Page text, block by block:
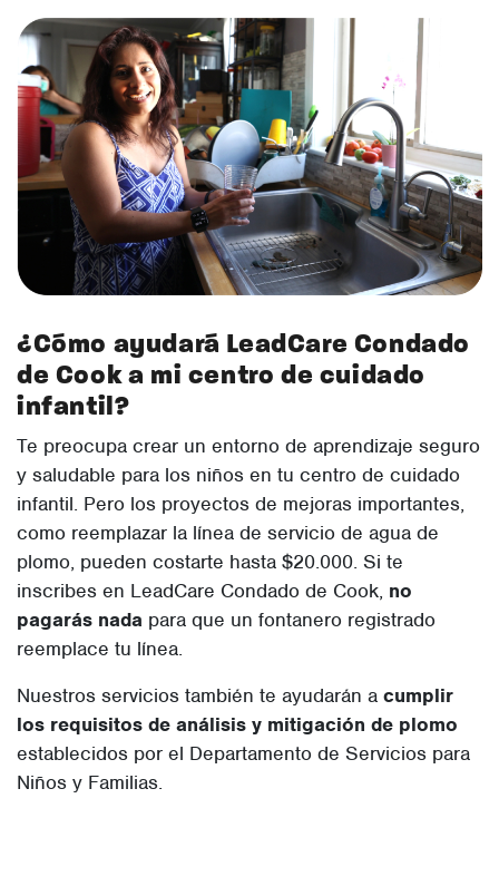
¿Cómo ayudará LeadCare Condado
de Cook a mi centro de cuidado
infantil?
Te preocupa crear un entorno de aprendizaje seguro
y saludable para los niños en tu centro de cuidado
infantil. Pero los proyectos de mejoras importantes,
como reemplazar la línea de servicio de agua de
plomo, pueden costarte hasta $20.000. Si te
inscribes en LeadCare Condado de Cook, no
pagarás nada para que un fontanero registrado
reemplace tu línea.
Nuestros servicios también te ayudarán a cumplir
los requisitos de análisis y mitigación de plomo
establecidos por el Departamento de Servicios para
Niños y Familias.